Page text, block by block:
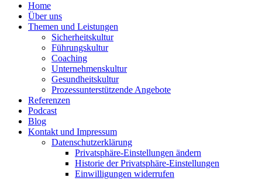
Home
Über uns
Themen und Leistungen
Sicher­heits­kultur
Führungs­kultur
Coaching
Unter­neh­mens­kultur
Gesund­heits­kultur
Prozess­un­ter­stüt­zende Angebote
Referenzen
Podcast
Blog
Kontakt und Impressum
Daten­schutz­er­klärung
Privat­sphäre-Einstel­lungen ändern
Historie der Privat­sphäre-Einstel­lungen
Einwil­li­gungen wider­rufen